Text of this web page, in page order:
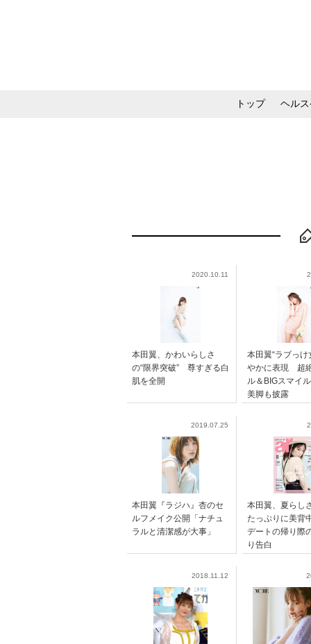
トップ ヘル
2020.10.11
本田翼、かわいらしさ
の“限界突破” 尊すぎる白
肌を全開
本田翼“ラブっけ
かに表現 超
ル＆BIGスマイ
美脚も披露
2019.07.25
本田翼『ラジハ』杏のセ
ルフメイク公開「ナチュ
ラルと清潔感が大事」
本田翼、夏らし
たっぷりに美
デートの帰り際
り告白
2018.11.12